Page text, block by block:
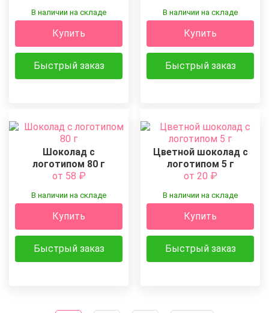
В наличии на складе
Купить
Быстрый заказ
В наличии на складе
Купить
Быстрый заказ
Шоколад с
логотипом 80 г
от 58 ₽
В наличии на складе
Купить
Быстрый заказ
Цветной шоколад с
логотипом 5 г
от 20 ₽
В наличии на складе
Купить
Быстрый заказ